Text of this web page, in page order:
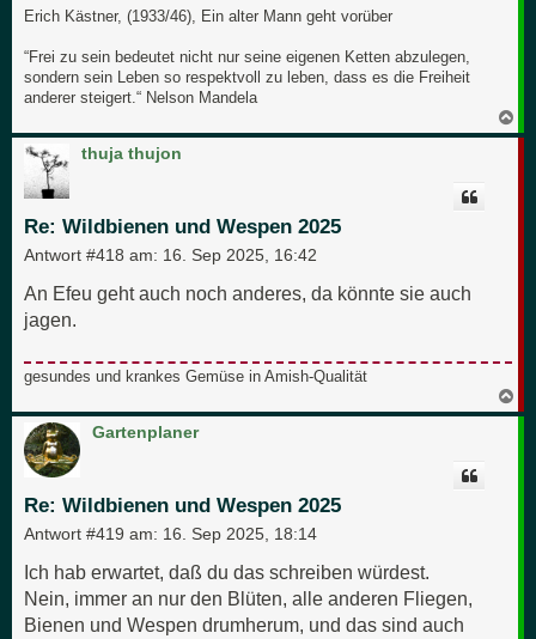
Erich Kästner, (1933/46), Ein alter Mann geht vorüber
“Frei zu sein bedeutet nicht nur seine eigenen Ketten abzulegen,
sondern sein Leben so respektvoll zu leben, dass es die Freiheit
anderer steigert.“ Nelson Mandela
a
thuja thujon
Re: Wildbienen und Wespen 2025
Antwort #418 am: 16. Sep 2025, 16:42
An Efeu geht auch noch anderes, da könnte sie auch
jagen.
gesundes und krankes Gemüse in Amish-Qualität
a
Gartenplaner
Re: Wildbienen und Wespen 2025
Antwort #419 am: 16. Sep 2025, 18:14
Ich hab erwartet, daß du das schreiben würdest.
Nein, immer an nur den Blüten, alle anderen Fliegen,
Bienen und Wespen drumherum, und das sind auch